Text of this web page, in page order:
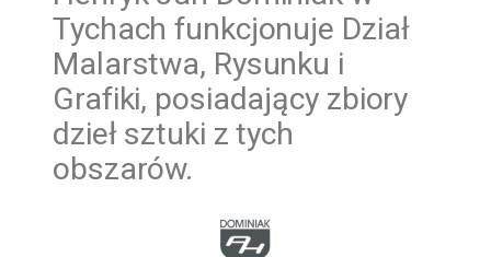
Tychach funkcjonuje Dział
Malarstwa, Rysunku i
Grafiki, posiadający zbiory
dzieł sztuki z tych
obszarów.